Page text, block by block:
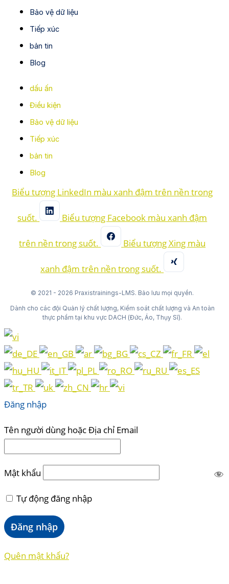
Bảo vệ dữ liệu
Tiếp xúc
bản tin
Blog
dấu ấn
Điều kiện
Bảo vệ dữ liệu
Tiếp xúc
bản tin
Blog
Biểu tượng LinkedIn màu xanh đậm trên nền trong
suốt. Biểu tượng Facebook màu xanh đậm
trên nền trong suốt. Biểu tượng Xing màu
xanh đậm trên nền trong suốt.
© 2021 - 2026 Praxistrainings-LMS. Bảo lưu mọi quyền.
Dành cho các đội Quản lý chất lượng, Kiểm soát chất lượng và An toàn
thực phẩm tại khu vực DACH (Đức, Áo, Thụy Sĩ).
Đăng nhập
Tên người dùng hoặc Địa chỉ Email
Mật khẩu
Tự động đăng nhập
Quên mật khẩu?